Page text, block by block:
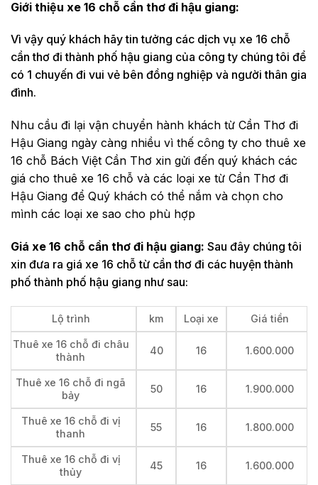
Giới thiệu xe 16 chỗ cần thơ đi hậu giang:
Vì vậy quý khách hãy tin tưởng các dịch vụ xe 16 chỗ
cần thơ đi thành phố hậu giang của công ty chúng tôi để
có 1 chuyến đi vui vẻ bên đồng nghiệp và người thân gia
đình.
Nhu cầu đi lại vận chuyển hành khách từ Cần Thơ đi
Hậu Giang ngày càng nhiều vì thế công ty cho thuê xe
16 chỗ Bách Việt Cần Thơ xin gửi đến quý khách các
giá cho thuê xe 16 chỗ và các loại xe từ Cần Thơ đi
Hậu Giang để Quý khách có thể nắm và chọn cho
mình các loại xe sao cho phù hợp
Giá xe 16 chỗ cần thơ đi hậu giang: Sau đây chúng tôi
xin đưa ra giá xe 16 chỗ từ cần thơ đi các huyện thành
phố thành phố hậu giang như sau:
Lộ trình km Loại xe Giá tiền
Thuê xe 16 chỗ đi châu
thành
40 16 1.600.000
Thuê xe 16 chỗ đi ngã
bảy
50 16 1.900.000
Thuê xe 16 chỗ đi vị
thanh
55 16 1.800.000
Thuê xe 16 chỗ đi vị
thủy
45 16 1.600.000